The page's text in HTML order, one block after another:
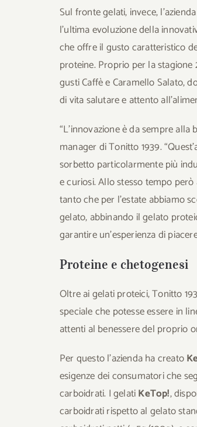
Sul fronte gelati, invece,
l’ultima evoluzione della
che offre il gusto caratteristico
proteine. Proprio per la
gusti Caffè e Caramello Salato,
di vita salutare e attento
“L’innovazione è da sempre
manager di Tonitto 1939.
sorbetto particolarmente più
e curiosi. Allo stesso tempo
tanto che per l’estate abbiamo
gelato, abbinando il gelato
garantire un’esperienza di
Proteine e chetogenesi
Oltre ai gelati proteici, Tonitto
speciale che potesse essere in
attenti al benessere del proprio
Per questo l’azienda ha creato
esigenze dei consumatori che
carboidrati. I gelatiKeTop!,
carboidrati rispetto al gelato